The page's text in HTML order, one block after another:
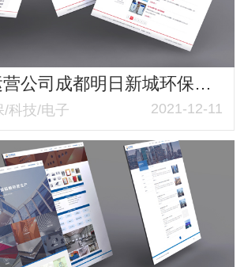
环保工程/运营公司成都明日新城环保科技有限公司官网
/科技/电子 2021-12-11